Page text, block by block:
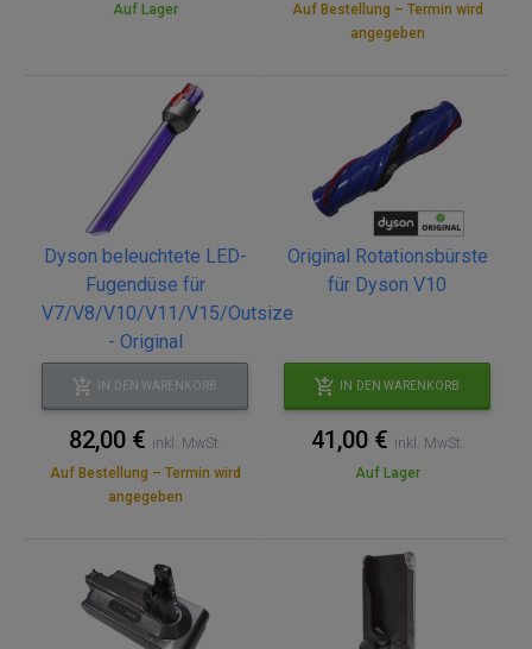
Auf Lager
Auf Bestellung – Termin wird
angegeben
Dyson beleuchtete LED-
Fugendüse für
V7/V8/V10/V11/V15/Outsize
- Original
IN DEN WARENKORB
82,00 € inkl. MwSt.
Auf Bestellung – Termin wird
angegeben
Original Rotationsbürste
für Dyson V10
IN DEN WARENKORB
41,00 € inkl. MwSt.
Auf Lager